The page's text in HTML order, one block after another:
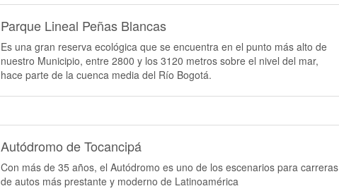
Parque Lineal Peñas Blancas
Es una gran reserva ecológica que se encuentra en el punto más alto de
nuestro Municipio, entre 2800 y los 3120 metros sobre el nivel del mar,
hace parte de la cuenca media del Río Bogotá.
Autódromo de Tocancipá
Con más de 35 años, el Autódromo es uno de los escenarios para carreras
de autos más prestante y moderno de Latinoamérica